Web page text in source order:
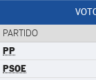
PARTIDO
PP
PSOE